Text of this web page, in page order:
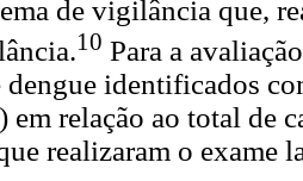
de vigilância que,
10 Para a
dengue identificados
relação ao total de
realizaram o exame